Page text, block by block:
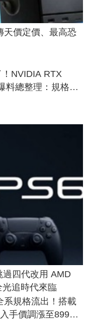
天價定價、最高恐
NVIDIA RTX
料總整理：規格、
四代改用 AMD
追時代來臨
系規格流出！搭載
手價調漲至899美